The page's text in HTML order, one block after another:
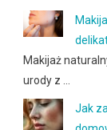
Makijaż
urody z …
Jak